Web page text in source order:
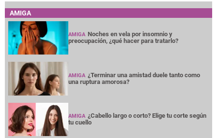
AMIGA
AMIGA Noches en vela por insomnio y
preocupación, ¿qué hacer para tratarlo?
AMIGA ¿Terminar una amistad duele tanto como
una ruptura amorosa?
AMIGA ¿Cabello largo o corto? Elige tu corte según
tu cuello